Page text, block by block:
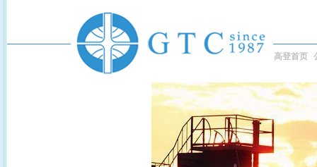
高登首页